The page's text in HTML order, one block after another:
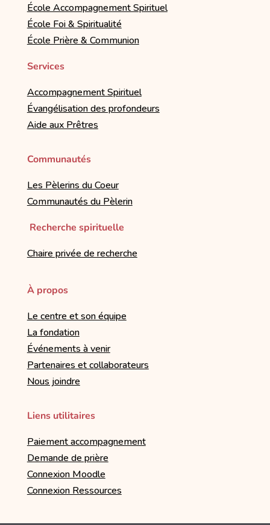
École Accompagnement Spirituel
École Foi & Spiritualité
École Prière & Communion
Services
Accompagnement Spirituel
Évangélisation des profondeurs
Aide aux Prêtres
Communautés
Les Pèlerins du Coeur
Communautés du Pèlerin
Recherche spirituelle
Chaire privée de recherche
À propos
Le centre et son équipe
La fondation
Événements à venir
Partenaires et collaborateurs
Nous joindre
Liens utilitaires
Paiement accompagnement
Demande de prière
Connexion Moodle
Connexion Ressources